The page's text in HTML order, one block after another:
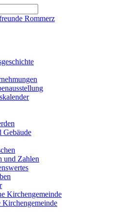
Rommerz
Gebäude
und Zahlen
Kirchengemeinde
Kirchengemeinde